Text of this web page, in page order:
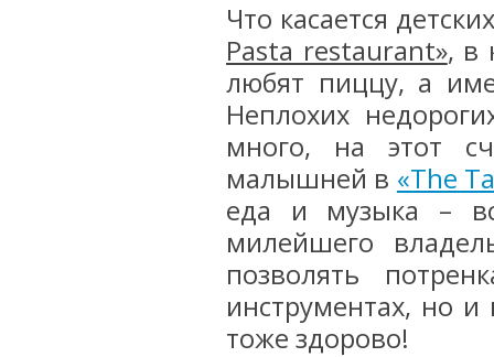
Что касается
Pasta restaurant», в
любят пиццу, а
Неплохих
много, на этот
малышней в «The
еда и музыка –
милейшего
позволять
инструментах, но
тоже здорово!